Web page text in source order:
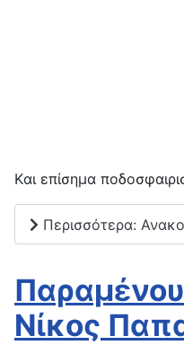
Kαι επίσημα
Περισσότερα:
Νίκος